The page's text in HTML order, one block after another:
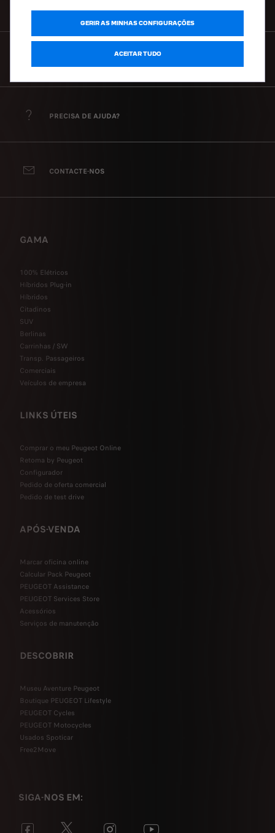
PRECISA DE AJUDA?
CONTACTE-NOS
GAMA
100% Elétricos
Híbridos Plug-in
Híbridos
Citadinos
SUV
Berlinas
Carrinhas / SW
Transp. Passageiros
Comerciais
Veículos de empresa
LINKS ÚTEIS
Comprar o meu Peugeot Online
Retoma by Peugeot
Configurador
Pedido de oferta comercial
Pedido de test drive
APÓS-VENDA
Marcar oficina online
Calcular Pack Peugeot
PEUGEOT Assistance
PEUGEOT Services Store
Acessórios
Serviços de manutenção
DESCOBRIR
Museu Aventure Peugeot
Boutique PEUGEOT Lifestyle
PEUGEOT Cycles
PEUGEOT Motocycles
Usados Spoticar
Free2Move
SIGA-NOS EM:
GERIR AS MINHAS CONFIGURAÇÕES
ACEITAR TUDO